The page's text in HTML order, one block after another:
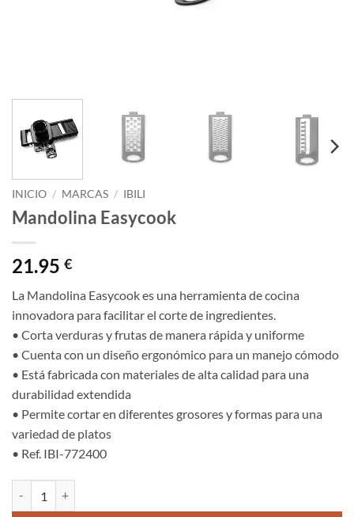
INICIO / MARCAS / IBILI
Mandolina Easycook
21.95 €
La Mandolina Easycook es una herramienta de cocina
innovadora para facilitar el corte de ingredientes.
• Corta verduras y frutas de manera rápida y uniforme
• Cuenta con un diseño ergonómico para un manejo cómodo
• Está fabricada con materiales de alta calidad para una
durabilidad extendida
• Permite cortar en diferentes grosores y formas para una
variedad de platos
• Ref. IBI-772400